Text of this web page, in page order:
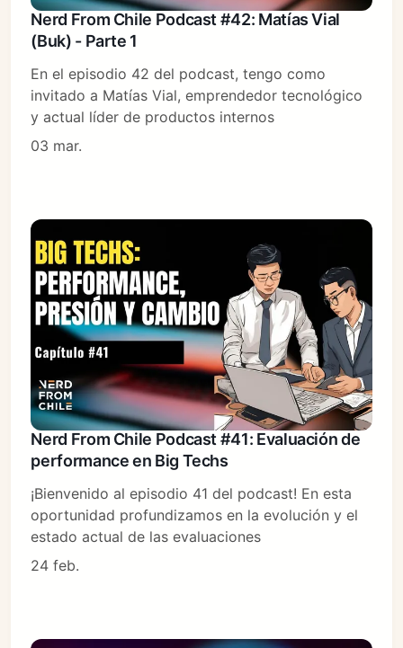
Nerd From Chile Podcast #42: Matías Vial
(Buk) - Parte 1
En el episodio 42 del podcast, tengo como
invitado a Matías Vial, emprendedor tecnológico
y actual líder de productos internos
03 mar.
Nerd From Chile Podcast #41: Evaluación de
performance en Big Techs
¡Bienvenido al episodio 41 del podcast! En esta
oportunidad profundizamos en la evolución y el
estado actual de las evaluaciones
24 feb.